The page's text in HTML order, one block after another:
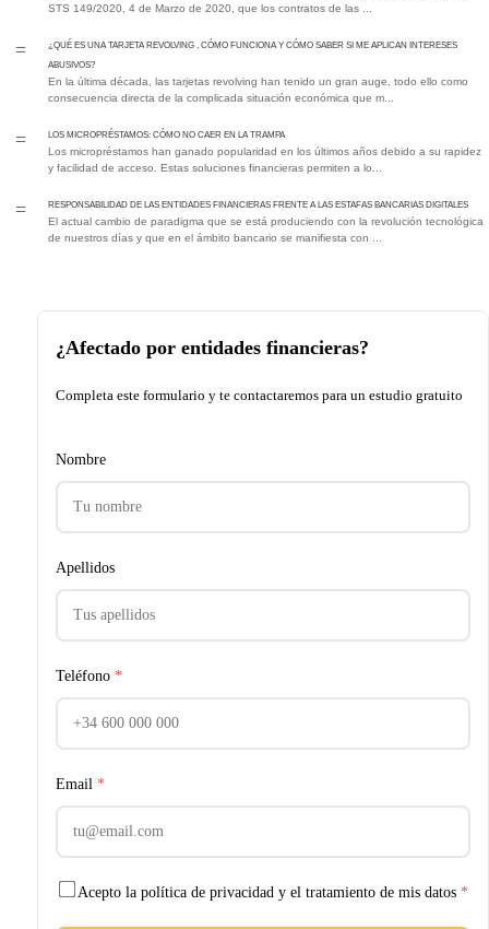
STS 149/2020, 4 de Marzo de 2020, que los contratos de las ...
=
¿QUÉ ES UNA TARJETA REVOLVING , CÓMO FUNCIONA Y CÓMO SABER SI ME APLICAN INTERESES
ABUSIVOS?
En la última década, las tarjetas revolving han tenido un gran auge, todo ello como
consecuencia directa de la complicada situación económica que m...
= Los MICROPRÉSTAMOS: Cómo No Caer en la Trampa
Los micropréstamos han ganado popularidad en los últimos años debido a su rapidez
y facilidad de acceso. Estas soluciones financieras permiten a lo...
= RESPONSABILIDAD DE LAS ENTIDADES FINANCIERAS FRENTE A LAS ESTAFAS BANCARIAS DIGITALES
El actual cambio de paradigma que se está produciendo con la revolución tecnológica
de nuestros días y que en el ámbito bancario se manifiesta con ...
¿Afectado por entidades financieras?
Completa este formulario y te contactaremos para un estudio gratuito
Nombre
Apellidos
Teléfono *
Email *
Acepto la política de privacidad y el tratamiento de mis datos *